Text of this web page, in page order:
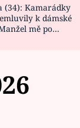
(34): Kamarádky
k dámské
mě po